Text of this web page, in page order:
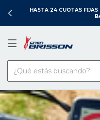
HASTA 24 CUOTAS FIJAS